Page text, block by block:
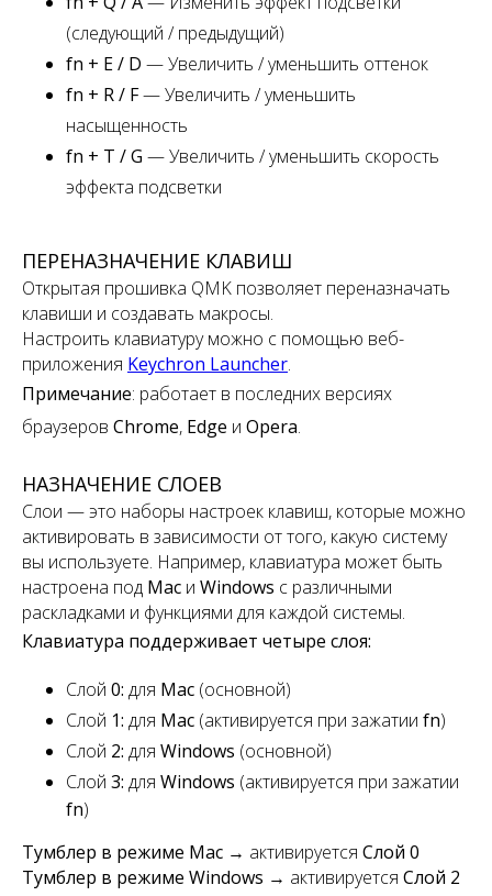
(следующий / предыдущий)
fn + E / D — Увеличить / уменьшить оттенок
fn + R / F— Увеличить / уменьшить
насыщенность
fn + T / G — Увеличить / уменьшить скорость
эффекта подсветки
ПЕРЕНАЗНАЧЕНИЕ КЛАВИШ
Открытая прошивка QMK позволяет переназначать
клавиши и создавать макросы.
Настроить клавиатуру можно с помощью веб-
приложения Keychron Launcher.
Примечание: работает в последних версиях
браузеров Chrome, Edge и Opera.
НАЗНАЧЕНИЕ СЛОЕВ
Слои — это наборы настроек клавиш, которые можно
активировать в зависимости от того, какую систему
вы используете. Например, клавиатура может быть
настроена под Mac и Windows с различными
раскладками и функциями для каждой системы.
Клавиатура поддерживает четыре слоя:
Слой 0: для Mac (основной)
Слой 1: для Mac (активируется при зажатии fn)
Слой 2: для Windows (основной)
Слой 3: для Windows (активируется при зажатии
fn)
Тумблер в режиме Mac → активируется Слой 0
Тумблер в режиме Windows → активируется Слой 2